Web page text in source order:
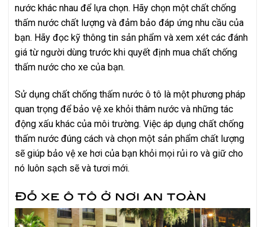
nước khác nhau để lựa chọn. Hãy chọn một chất chống
thấm nước chất lượng và đảm bảo đáp ứng nhu cầu của
bạn. Hãy đọc kỹ thông tin sản phẩm và xem xét các đánh
giá từ người dùng trước khi quyết định mua chất chống
thấm nước cho xe của bạn.
Sử dụng chất chống thấm nước ô tô là một phương pháp
quan trọng để bảo vệ xe khỏi thâm nước và những tác
động xấu khác của môi trường. Việc áp dụng chất chống
thấm nước đúng cách và chọn một sản phẩm chất lượng
sẽ giúp bảo vệ xe hơi của bạn khỏi mọi rủi ro và giữ cho
nó luôn sạch sẽ và tươi mới.
Đỗ xe ô tô ở nơi an toàn